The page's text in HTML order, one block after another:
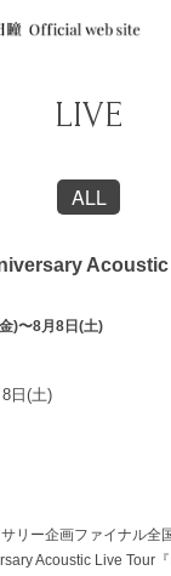
LIVE
ALL
)〜8月8日(土)
日(土)
リー企画ファイナル全
Acoustic Live Tour